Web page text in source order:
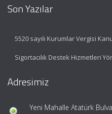
Son Yazılar
5520 sayılı Kurumlar Vergisi
Sigortacılık Destek Hizmetleri
Adresimiz
Yeni Mahalle Atatürk